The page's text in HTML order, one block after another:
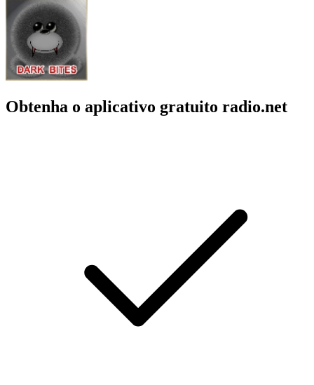
Obtenha o aplicativo gratuito radio.net